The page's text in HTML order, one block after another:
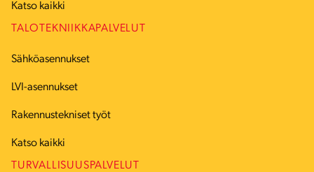
Katso kaikki
TALOTEKNIIKKAPALVELUT
Sähköasennukset
LVI-asennukset
Rakennustekniset työt
Katso kaikki
TURVALLISUUSPALVELUT